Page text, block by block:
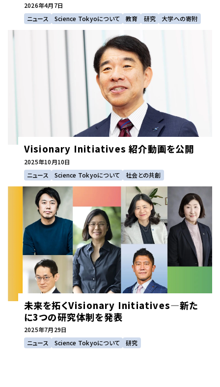
2026年4月7日
ニュース
Science Tokyoについて 教育 研究 大学への寄附
Visionary Initiatives 紹介動画を公開
2025年10月10日
ニュース
Science Tokyoについて 社会との共創
未来を拓くVisionary Initiatives―新た
に3つの研究体制を発表
2025年7月29日
ニュース
Science Tokyoについて 研究